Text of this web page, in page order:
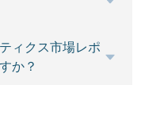
ィクス市場レポ
か？